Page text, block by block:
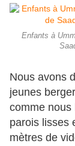
Enfants à
Nous avons
jeunes
comme nous
parois lisses
mètres de